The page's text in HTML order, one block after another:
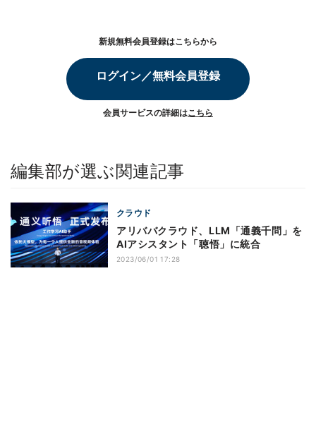
新規無料会員登録はこちらから
ログイン／無料会員登録
会員サービスの詳細はこちら
編集部が選ぶ関連記事
クラウド
アリババクラウド、LLM「通義千問」を
AIアシスタント「聴悟」に統合
2023/06/01 17:28